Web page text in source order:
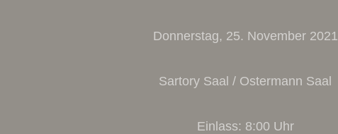
Donnerstag, 25. November 2021
Sartory Saal / Ostermann Saal
Einlass: 8:00 Uhr